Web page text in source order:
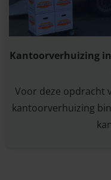
Kantoorverhuizing
Voor deze opdracht
kantoorverhuizing